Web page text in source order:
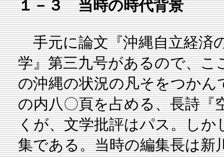
１－３ 当時の時代背景
手元に論文『沖縄自立経済
学』第三九号があるので、こ
の沖縄の状況の凡そをつかん
の内八〇頁を占める、長詩『
くが、文学批評はパス。しか
集である。当時の編集長は新